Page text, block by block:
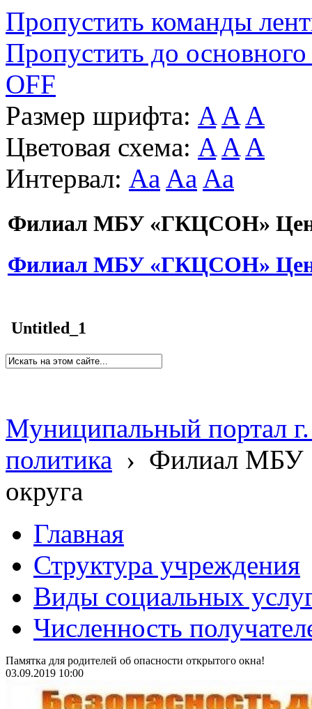
Пропустить команды
Пропустить до основного
OFF
Размер шрифта: A A A
Цветовая схема: A A A
Интервал: Aa Aa Aa
Филиал МБУ «ГКЦСОН»
Филиал МБУ «ГКЦСОН»
Untitled_1
Муниципальный портал
политика › Филиал МБУ
округа
Главная
Структура учреждения
Виды социальных
Численность
Памятка для родителей об опасности открытого окна!
03.09.2019 10:00